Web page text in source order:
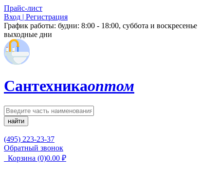
Прайс-лист
Вход | Регистрация
График работы: будни: 8:00 - 18:00, суббота и воскресенье
выходные дни
Сантехникаоптом
найти
(495) 223-23-37
Обратный звонок
Корзина (0)0.00 ₽